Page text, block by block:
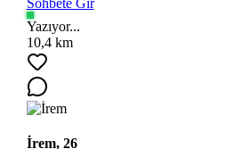
Yazıyor...
10,4 km
İrem, 26